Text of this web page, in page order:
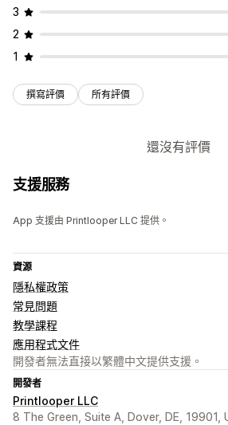
3
2
1
撰寫評價 所有評價
還沒有評價
支援服務
App 支援由 Printlooper LLC 提供。
資源
隱私權政策
常見問題
教學課程
應用程式文件
開發者無法直接以繁體中文提供支援。
開發者
Printlooper LLC
8 The Green, Suite A, Dover, DE, 19901,